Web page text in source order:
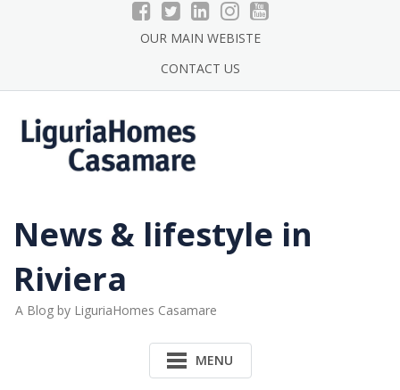
OUR MAIN WEBISTE
CONTACT US
News & lifestyle in
Riviera
A Blog by LiguriaHomes Casamare
MENU